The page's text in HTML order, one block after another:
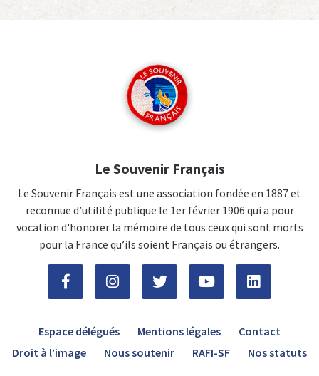
Le Souvenir Français
Le Souvenir Français est une association fondée en 1887 et
reconnue d’utilité publique le 1er février 1906 qui a pour
vocation d'honorer la mémoire de tous ceux qui sont morts
pour la France qu’ils soient Français ou étrangers.
Espace délégués Mentions légales
Contact
Droit à l’image
Nous soutenir RAFI-SF Nos statuts